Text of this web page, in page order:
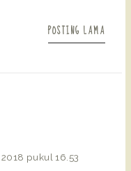
POSTING LAMA
pukul 16.53